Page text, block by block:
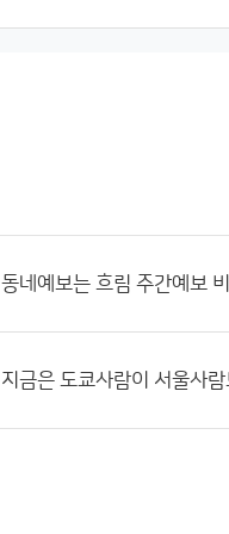
동네예보는 흐림 주간예보
지금은 도쿄사람이 서울사